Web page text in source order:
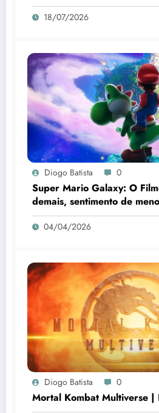
18/07/2026
Diogo Batista 0
Super Mario Galaxy: O
demais, sentimento de
04/04/2026
Diogo Batista 0
Mortal Kombat Multiverse |